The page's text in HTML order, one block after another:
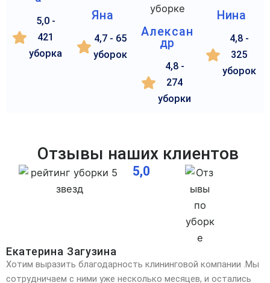
5,0 -
421
уборка
Яна
4,7 - 65
уборок
Алексан
др
4,8 -
274
уборки
Нина
4,8 -
325
уборок
Отзывы наших клиентов
5,0
Екатерина Загузина
Хотим выразить благодарность клининговой компании .Мы
сотрудничаем с ними уже несколько месяцев, и остались